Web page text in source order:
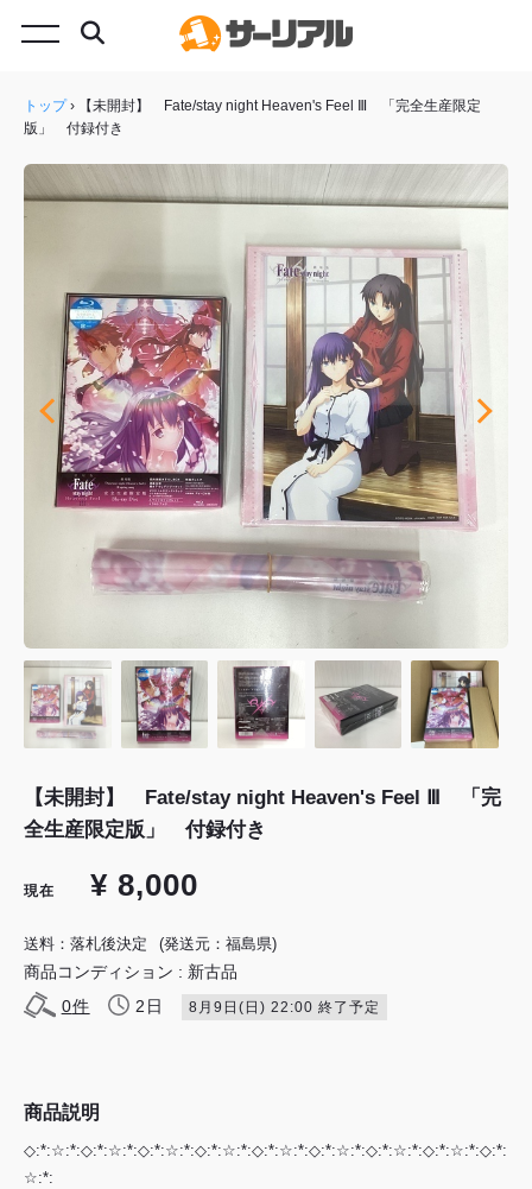
トップ›
【未開封】 Fate/stay night Heaven's Feel Ⅲ 「完全生産限定
版」 付録付き
【未開封】 Fate/stay night Heaven's Feel Ⅲ 「完
全生産限定版」 付録付き
現在 ¥ 8,000
送料：落札後決定 (発送元：福島県)
商品コンディション : 新古品
0件 2日 8月9日(日) 22:00 終了予定
商品説明
◇:*:☆:*:◇:*:☆:*:◇:*:☆:*:◇:*:☆:*:◇:*:☆:*:◇:*:☆:*:◇:*:☆:*:◇:*:☆:*:◇:*:
☆:*: